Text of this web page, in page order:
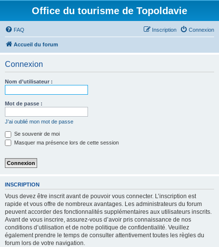
Office du tourisme de Topoldavie
FAQ Connexion
Inscription
Accueil du forum
Connexion
Nom d’utilisateur :
Mot de passe :
J’ai oublié mon mot de passe
Se souvenir de moi
Masquer ma présence lors de cette session
INSCRIPTION
Vous devez être inscrit avant de pouvoir vous connecter. L’inscription est
rapide et vous offre de nombreux avantages. Les administrateurs du forum
peuvent accorder des fonctionnalités supplémentaires aux utilisateurs inscrits.
Avant de vous inscrire, assurez-vous d’avoir pris connaissance de nos
conditions d’utilisation et de notre politique de confidentialité. Veuillez
également prendre le temps de consulter attentivement toutes les règles du
forum lors de votre navigation.